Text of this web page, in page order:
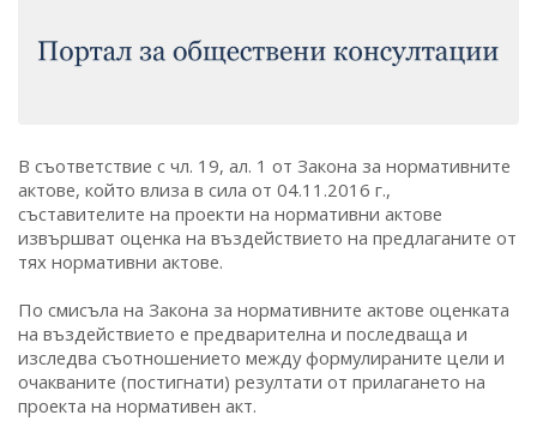
В съответствие с чл. 19, ал. 1 от Закона за нормативните
актове, който влиза в сила от 04.11.2016 г.,
съставителите на проекти на нормативни актове
извършват оценка на въздействието на предлаганите от
тях нормативни актове.
По смисъла на Закона за нормативните актове оценката
на въздействието е предварителна и последваща и
изследва съотношението между формулираните цели и
очакваните (постигнати) резултати от прилагането на
проекта на нормативен акт.